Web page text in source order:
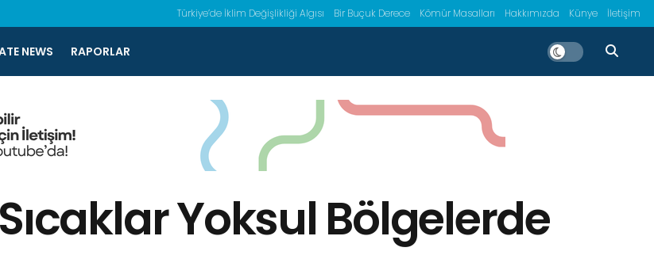
Türkiye’de İklim Değişlikliği Algısı Bir Buçuk Derece Kömür Masalları Hakkımızda Künye İletişim
NEWS RAPORLAR
Yoksul Bölgelerde